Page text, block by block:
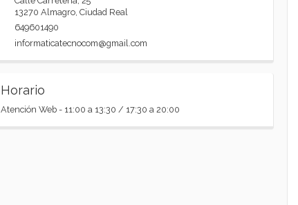
13270 Almagro, Ciudad Real
649601490
informaticatecnocom@gmail.com
Horario
Atención Web - 11:00 a 13:30 / 17:30 a 20:00